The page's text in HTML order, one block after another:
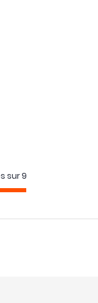
sur9